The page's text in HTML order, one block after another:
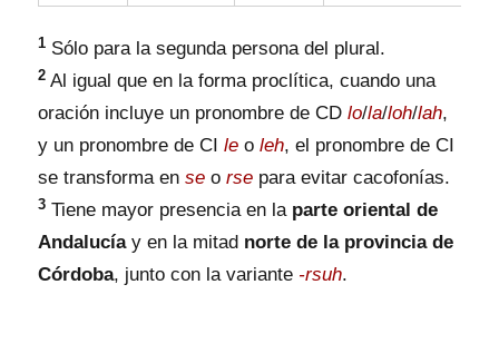
1 Sólo para la segunda persona del plural.
2 Al igual que en la forma proclítica, cuando una
oración incluye un pronombre de CDlo/la/loh/lah,
y un pronombre de CIle oleh, el pronombre de CI
se transforma ense orse para evitar cacofonías.
3 Tiene mayor presencia en la parte oriental de
Andalucíay en la mitad norte de la provincia de
Córdoba, junto con la variante -rsuh.